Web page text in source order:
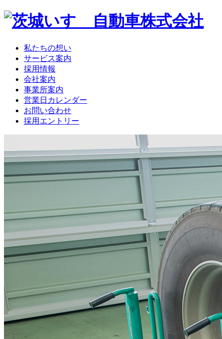
私たちの想い
サービス案内
採用情報
会社案内
事業所案内
営業日カレンダー
お問い合わせ
採用エントリー